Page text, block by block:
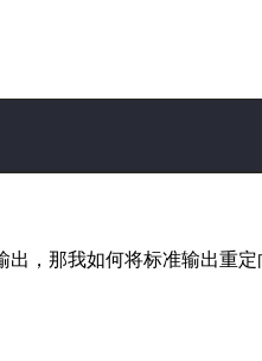
，那我如何将标准输出重定